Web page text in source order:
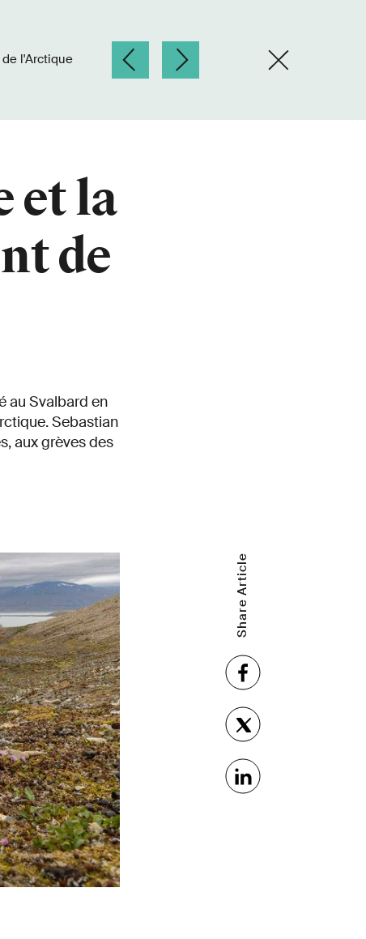
l'Arctique
et la
de
au Svalbard en
Sebastian
aux grèves des
Share Article